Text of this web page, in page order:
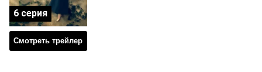
Смотреть трейлер
6 серия